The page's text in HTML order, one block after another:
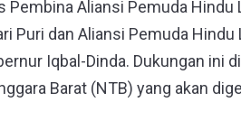
Pembina Aliansi Pemuda
Puri dan Aliansi Pemuda
Iqbal-Dinda. Dukungan ini
Barat (NTB) yang akan